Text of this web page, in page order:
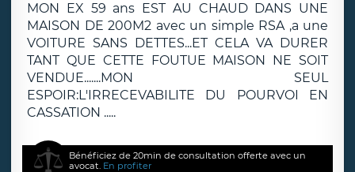
MON EX 59 ans EST AU CHAUD DANS UNE
MAISON DE 200M2 avec un simple RSA ,a une
VOITURE SANS DETTES...ET CELA VA DURER
TANT QUE CETTE FOUTUE MAISON NE SOIT
VENDUE.......MON SEUL
ESPOIR:L'IRRECEVABILITE DU POURVOI EN
CASSATION .....
Bénéficiez de 20min de consultation offerte avec un
avocat. En profiter